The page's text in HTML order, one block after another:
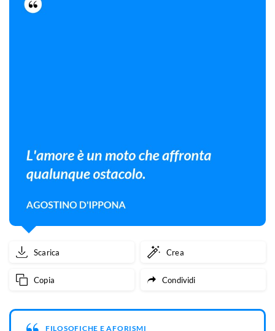
Scarica Crea
Copia Condividi
FILOSOFICHE E AFORISMI